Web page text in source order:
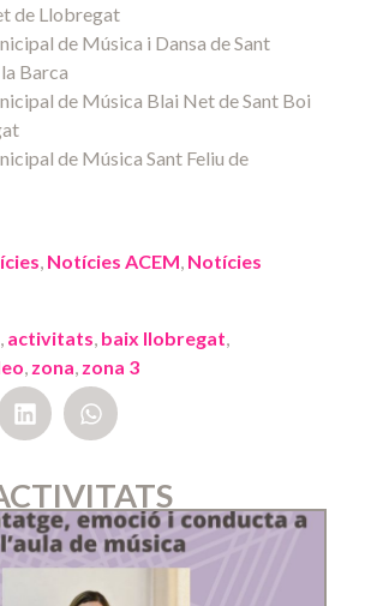
de Llobregat
de Música i Dansa de Sant
Barca
de Música Blai Net de Sant Boi
de Música Sant Feliu de
, Notícies ACEM, Notícies
, activitats, baix llobregat,
, zona, zona 3